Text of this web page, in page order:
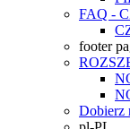
FAQ -
footer
Dobierz